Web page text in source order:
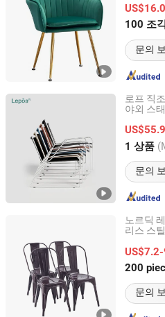
100 조
문의
Hebei, China 이후
로프 직조
야외 스
1 상품
문의
SUNLINK FURNITURE LTD.
Guangdong, China
노르딕
리스 스
200
문의
Sinostar Technology (Hebei)
Tianjin, China 이